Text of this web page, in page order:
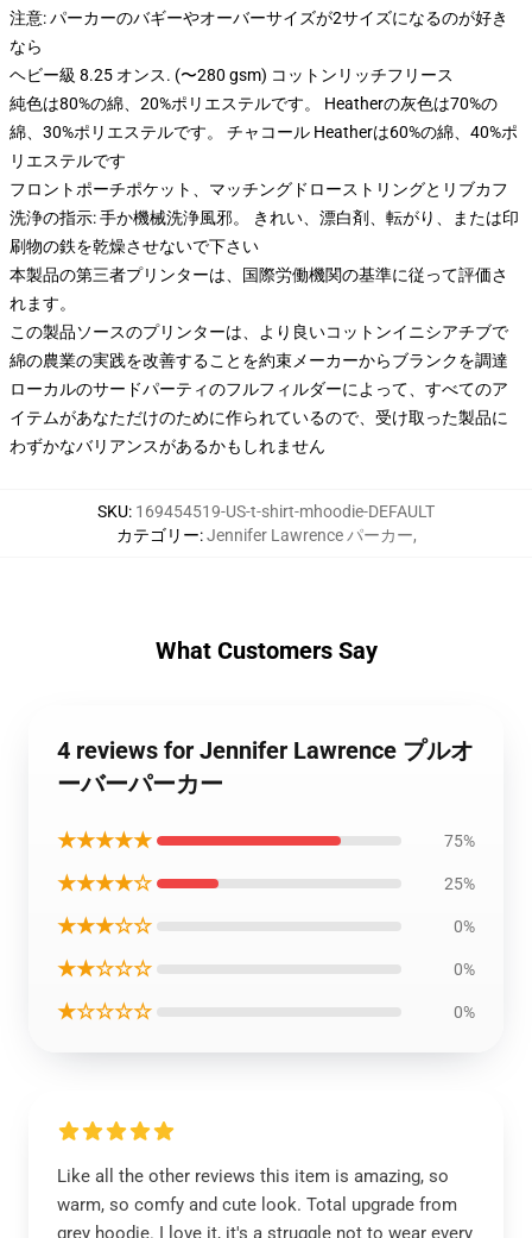
注意: パーカーのバギーやオーバーサイズが2サイズになるのが好き
なら
ヘビー級 8.25 オンス. (〜280 gsm) コットンリッチフリース
純色は80%の綿、20%ポリエステルです。 Heatherの灰色は70%の
綿、30%ポリエステルです。 チャコール Heatherは60%の綿、40%ポ
リエステルです
フロントポーチポケット、マッチングドローストリングとリブカフ
洗浄の指示: 手か機械洗浄風邪。 きれい、漂白剤、転がり、または印
刷物の鉄を乾燥させないで下さい
本製品の第三者プリンターは、国際労働機関の基準に従って評価さ
れます。
この製品ソースのプリンターは、より良いコットンイニシアチブで
綿の農業の実践を改善することを約束メーカーからブランクを調達
ローカルのサードパーティのフルフィルダーによって、すべてのア
イテムがあなただけのために作られているので、受け取った製品に
わずかなバリアンスがあるかもしれません
SKU: 169454519-US-t-shirt-mhoodie-DEFAULT
カテゴリー:Jennifer Lawrence パーカー,
What Customers Say
4 reviews for Jennifer Lawrence プルオ
ーバーパーカー
★★★★★ 75%
★★★★☆ 25%
★★★☆☆ 0%
★★☆☆☆ 0%
★☆☆☆☆ 0%
Like all the other reviews this item is amazing, so
warm, so comfy and cute look. Total upgrade from
grey hoodie. I love it, it's a struggle not to wear every